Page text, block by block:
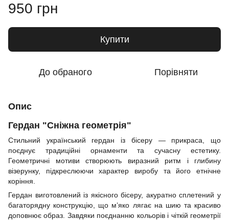
950 грн
Купити
До обраного Порівняти
Опис
Гердан "Сніжна геометрія"
Стильний український гердан із бісеру — прикраса, що
поєднує традиційні орнаменти та сучасну естетику.
Геометричні мотиви створюють виразний ритм і глибину
візерунку, підкреслюючи характер виробу та його етнічне
коріння.
Гердан виготовлений із якісного бісеру, акуратно сплетений у
багаторядну конструкцію, що м’яко лягає на шию та красиво
доповнює образ. Завдяки поєднанню кольорів і чіткій геометрії